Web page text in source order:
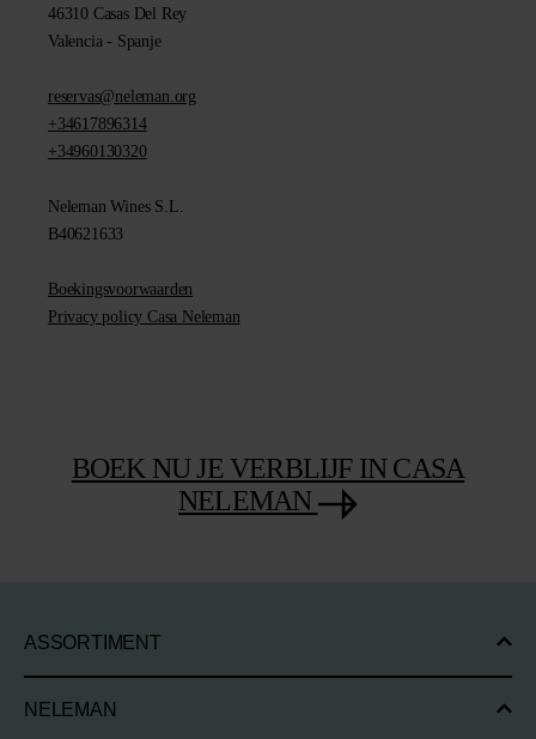
46310 Casas Del Rey
Valencia - Spanje
reservas@neleman.org
+34617896314
+34960130320
Neleman Wines S.L.
B40621633
Boekingsvoorwaarden
Privacy policy Casa Neleman
BOEK NU JE VERBLIJF IN CASA
NELEMAN
ASSORTIMENT
NELEMAN